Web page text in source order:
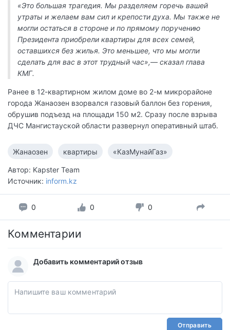
«Это большая трагедия. Мы разделяем горечь вашей
утраты и желаем вам сил и крепости духа. Мы также не
могли остаться в стороне и по прямому поручению
Президента приобрели квартиры для всех семей,
оставшихся без жилья. Это меньшее, что мы могли
сделать для вас в этот трудный час»,— сказал глава
КМГ.
Ранее в 12-квартирном жилом доме во 2-м микрорайоне
города Жанаозен взорвался газовый баллон без горения,
обрушив подъезд на площади 150 м2. Сразу после взрыва
ДЧС Мангистауской области развернул оперативный штаб.
Жанаозен квартиры «КазМунайГаз»
Автор: Kapster Team
Источник: inform.kz
0 0 0
Комментарии
Добавить комментарий отзыв
Отправить